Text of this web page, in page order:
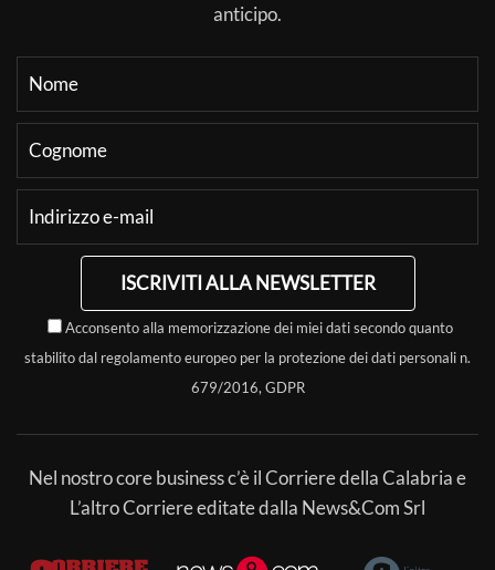
anticipo.
ISCRIVITI ALLA NEWSLETTER
Acconsento alla memorizzazione dei miei dati secondo quanto
stabilito dal regolamento europeo per la protezione dei dati personali n.
679/2016, GDPR
Nel nostro core business c’è il Corriere della Calabria e
L’altro Corriere editate dalla News&Com Srl